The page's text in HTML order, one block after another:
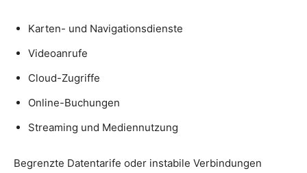
Karten- und Navigationsdienste
Videoanrufe
Cloud-Zugriffe
Online-Buchungen
Streaming und Mediennutzung
Begrenzte Datentarife oder instabile Verbindungen